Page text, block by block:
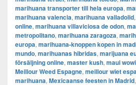
marihuana transporter till hela europa,
marihuana valencia, marihuana valladolid,
online, marihuana villaviciosa de odon,
metropolitano, marihuana zaragoza,
europa, marihuana-knoppen kopen in
mundo, marihuanas hibridas, marijuana
försäljning online, master kush, maui
Meillour Weed Espagne, meillour wiet
marihuana, Mexicaanse feesten in Madrid,